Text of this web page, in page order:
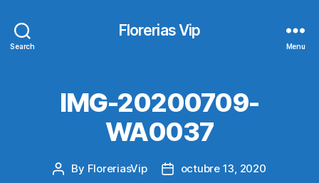
Search
Florerias Vip
Menu
IMG-20200709-
WA0037
Post
By FloreriasVip
Postoctubre 13, 2020